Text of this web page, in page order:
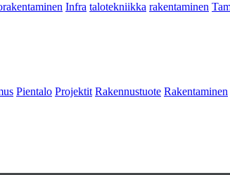
Infra talotekniikka rakentaminen
Pientalo Projektit Rakennustuote Rakentaminen